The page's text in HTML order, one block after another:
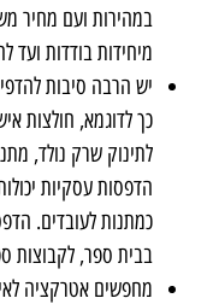
במהירות ועם מחיר
מיחידות בודדות ועד
יש הרבה סיבות
כך לדוגמא, חולצות
לתינוק שרק נולד,
הדפסות עסקיות
כמתנות לעובדים.
בבית ספר, לקבוצות
מחפשים אטרקציה